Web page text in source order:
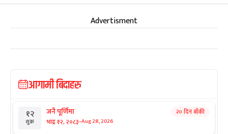
Advertisment
आगामी बिदाहरु
१२
शुक्र
जनै पूर्णिमा
भाद्र १२, २०८३-Aug 28, 2026
२० दिन बाँकी